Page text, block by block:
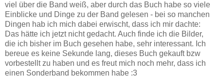
viel über die Band weiß, aber durch das Buch habe so viele
Einblicke und Dinge zu der Band gelesen - bei so manchen
Dingen hab ich mich dabei erwischt, dass ich mir dachte:
Das hätte ich jetzt nicht gedacht. Auch finde ich die Bilder,
die ich bisher im Buch gesehen habe, sehr interessant. Ich
bereue es keine Sekunde lang, dieses Buch gekauft bzw
vorbestellt zu haben und es freut mich noch mehr, dass ich
einen Sonderband bekommen habe :3